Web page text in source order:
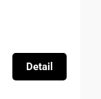
Detail